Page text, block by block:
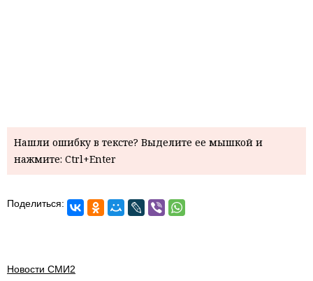
Нашли ошибку в тексте? Выделите ее мышкой и
нажмите: Ctrl+Enter
Поделиться:
Новости СМИ2